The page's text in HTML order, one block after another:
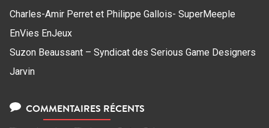
Charles-Amir Perret et Philippe Gallois- SuperMeeple
EnVies EnJeux
Suzon Beaussant – Syndicat des Serious Game Designers
Jarvin
COMMENTAIRES RÉCENTS